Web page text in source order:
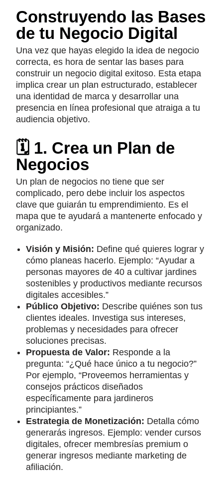
Construyendo las Bases
de tu Negocio Digital
Una vez que hayas elegido la idea de negocio
correcta, es hora de sentar las bases para
construir un negocio digital exitoso. Esta etapa
implica crear un plan estructurado, establecer
una identidad de marca y desarrollar una
presencia en línea profesional que atraiga a tu
audiencia objetivo.
🗓️ 1. Crea un Plan de
Negocios
Un plan de negocios no tiene que ser
complicado, pero debe incluir los aspectos
clave que guiarán tu emprendimiento. Es el
mapa que te ayudará a mantenerte enfocado y
organizado.
Visión y Misión: Define qué quieres lograr y
cómo planeas hacerlo. Ejemplo: “Ayudar a
personas mayores de 40 a cultivar jardines
sostenibles y productivos mediante recursos
digitales accesibles.”
Público Objetivo: Describe quiénes son tus
clientes ideales. Investiga sus intereses,
problemas y necesidades para ofrecer
soluciones precisas.
Propuesta de Valor: Responde a la
pregunta: “¿Qué hace único a tu negocio?”
Por ejemplo, “Proveemos herramientas y
consejos prácticos diseñados
específicamente para jardineros
principiantes.”
Estrategia de Monetización: Detalla cómo
generarás ingresos. Ejemplo: vender cursos
digitales, ofrecer membresías premium o
generar ingresos mediante marketing de
afiliación.